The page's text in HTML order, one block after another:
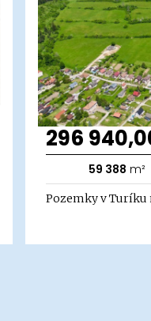
296
59 388 m²
Pozemky v Turíku